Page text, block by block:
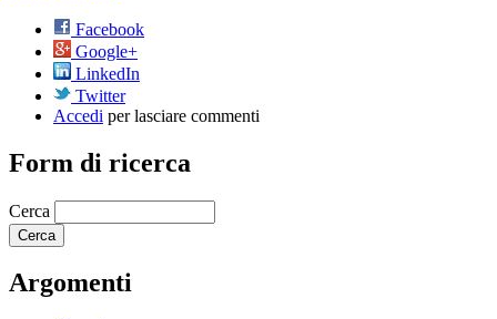
Facebook
Google+
LinkedIn
Twitter
Accedi per lasciare commenti
Form di ricerca
Cerca
Argomenti